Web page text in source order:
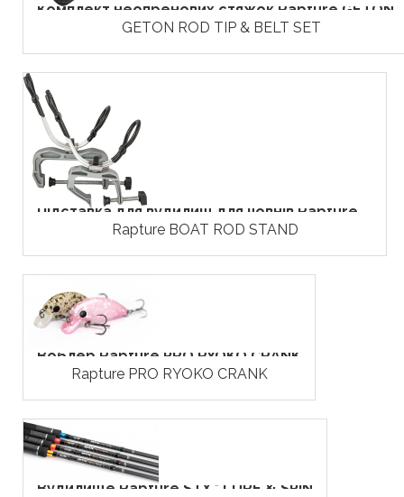
Комплект неопренових стяжок Rapture GETON...
GETON ROD TIP & BELT SET
Підставка для вудилищ для човнів Rapture ...
Rapture BOAT ROD STAND
Воблер Rapture PRO RYOKO CRANK
Rapture PRO RYOKO CRANK
Вудилище Rapture STX * LURE & SPIN